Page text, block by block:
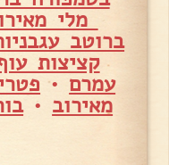
מלי
ברוטב
קציצות
עמרם •
מאירוב •